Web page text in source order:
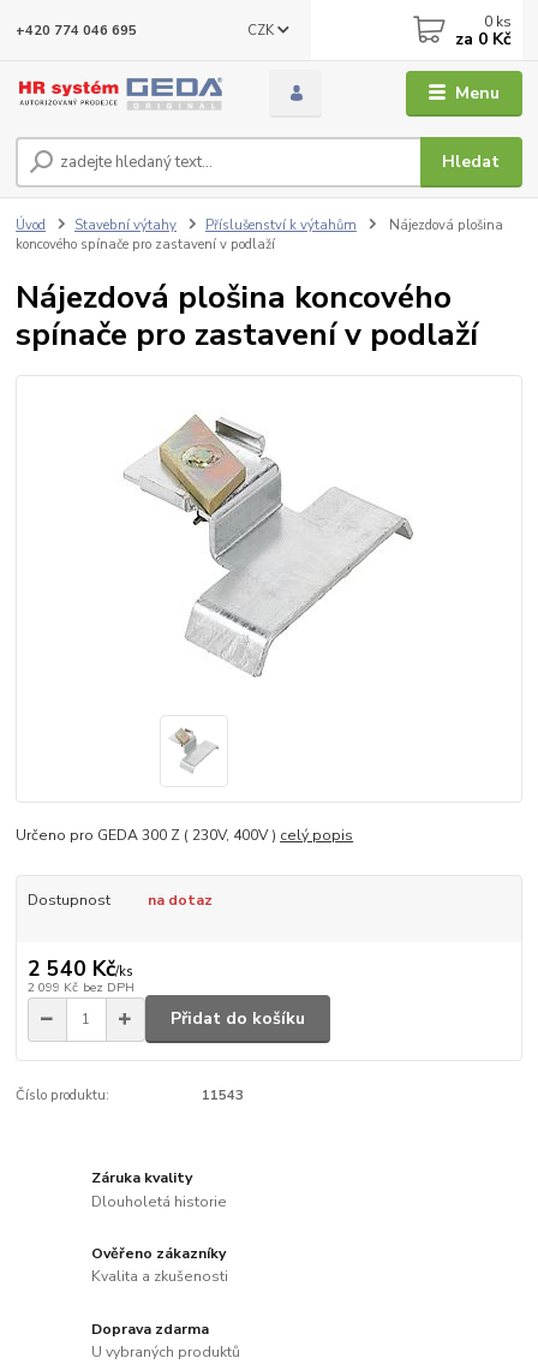
Menu
CZK
Hledat
+420 774 046 695 0 ks
za 0 Kč
Úvod Stavební výtahy Příslušenství k výtahům
Nájezdová plošina
koncového spínače pro zastavení v podlaží
Nájezdová plošina koncového
spínače pro zastavení v podlaží
Určeno pro GEDA 300 Z ( 230V, 400V ) celý popis
Dostupnost na dotaz
2 540 Kč/ks
2 099 Kč bez DPH
Přidat do košíku
Číslo produktu: 11543
Záruka kvality
Dlouholetá historie
Ověřeno zákazníky
Kvalita a zkušenosti
Doprava zdarma
U vybraných produktů